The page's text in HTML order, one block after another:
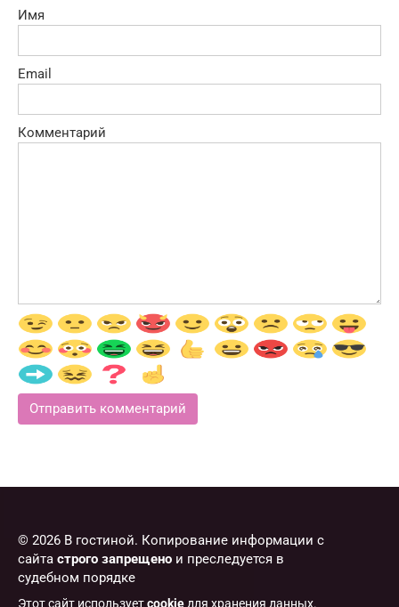
Имя
Email
Комментарий
© 2026 В гостиной. Копирование информации с
сайта строго запрещено и преследуется в
судебном порядке
Этот сайт используетcookie для хранения данных.